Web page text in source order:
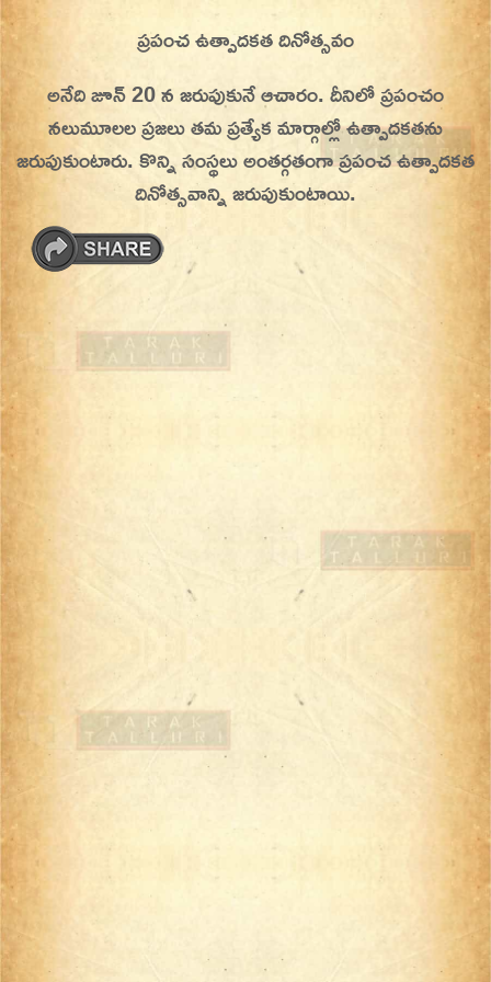
Skip
content
On This Day
Today in History | On This Day | This Day in
History | Today in India | What Happened
Today in India | Charitralo eroju | charitra lo
eroju |
ప్రపంచ ఉత్పాదకత దినోత్సవం
అనేది జూన్ 20 న జరుపుకునే ఆచారం. దీనిలో ప్రపంచం
నలుమూలల ప్రజలు తమ ప్రత్యేక మార్గాల్లో ఉత్పాదకతను
జరుపుకుంటారు. కొన్ని సంస్థలు అంతర్గతంగా ప్రపంచ ఉత్పాదకత
దినోత్సవాన్ని జరుపుకుంటాయి.